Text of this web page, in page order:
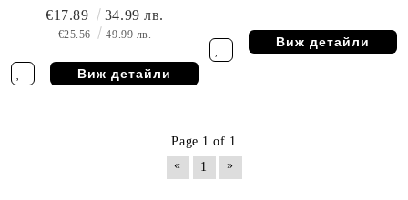
€17.89 34.99 лв.
€25.56 49.99 лв.
Виж детайли
Виж детайли
Page 1 of 1
«
1 »